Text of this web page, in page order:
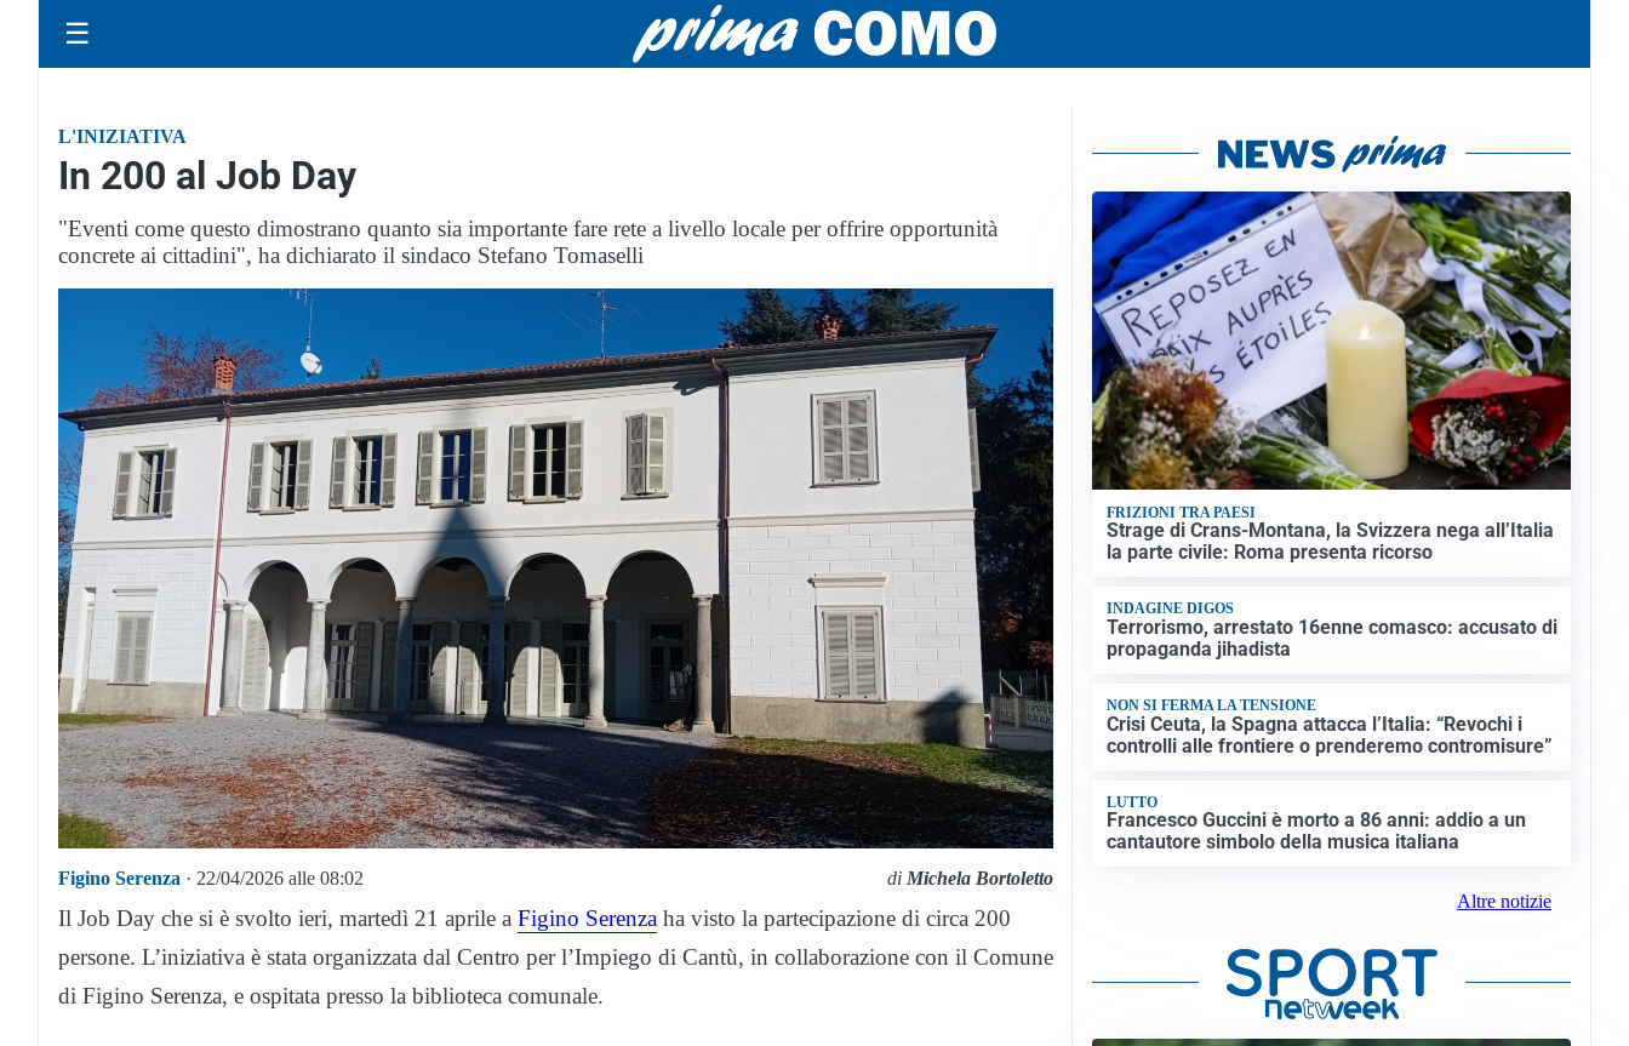
☰
L'INIZIATIVA
In 200 al Job Day
"Eventi come questo dimostrano quanto sia importante fare rete a livello locale per offrire opportunità
concrete ai cittadini", ha dichiarato il sindaco Stefano Tomaselli
Figino Serenza · 22/04/2026 alle 08:02 di Michela Bortoletto
Il Job Day che si è svolto ieri, martedì 21 aprile a Figino Serenza ha visto la partecipazione di circa 200
persone. L’iniziativa è stata organizzata dal Centro per l’Impiego di Cantù, in collaborazione con il Comune
di Figino Serenza, e ospitata presso la biblioteca comunale.
FRIZIONI TRA PAESI
Strage di Crans-Montana, la Svizzera nega all’Italia
la parte civile: Roma presenta ricorso
INDAGINE DIGOS
Terrorismo, arrestato 16enne comasco: accusato di
propaganda jihadista
NON SI FERMA LA TENSIONE
Crisi Ceuta, la Spagna attacca l’Italia: “Revochi i
controlli alle frontiere o prenderemo contromisure”
LUTTO
Francesco Guccini è morto a 86 anni: addio a un
cantautore simbolo della musica italiana
Altre notizie